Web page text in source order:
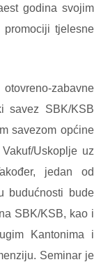
godina svojim
promociji tjelesne
zabavne
savez SBK/KSB
savezom općine
Uskoplje uz
jedan od
budućnosti bude
SBK/KSB, kao i
Kantonima i
Seminar je